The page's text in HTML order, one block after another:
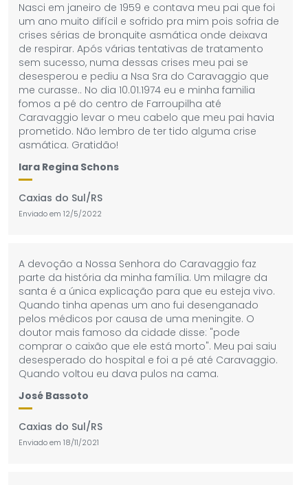
Nasci em janeiro de 1959 e contava meu pai que foi
um ano muito difícil e sofrido pra mim pois sofria de
crises sérias de bronquite asmática onde deixava
de respirar. Após várias tentativas de tratamento
sem sucesso, numa dessas crises meu pai se
desesperou e pediu a Nsa Sra do Caravaggio que
me curasse.. No dia 10.01.1974 eu e minha familia
fomos a pé do centro de Farroupilha até
Caravaggio levar o meu cabelo que meu pai havia
prometido. Não lembro de ter tido alguma crise
asmática. Gratidão!
Iara Regina Schons
Caxias do Sul/RS
Enviado em 12/5/2022
A devoção a Nossa Senhora do Caravaggio faz
parte da história da minha família. Um milagre da
santa é a única explicação para que eu esteja vivo.
Quando tinha apenas um ano fui desenganado
pelos médicos por causa de uma meningite. O
doutor mais famoso da cidade disse: "pode
comprar o caixão que ele está morto". Meu pai saiu
desesperado do hospital e foi a pé até Caravaggio.
Quando voltou eu dava pulos na cama.
José Bassoto
Caxias do Sul/RS
Enviado em 18/11/2021